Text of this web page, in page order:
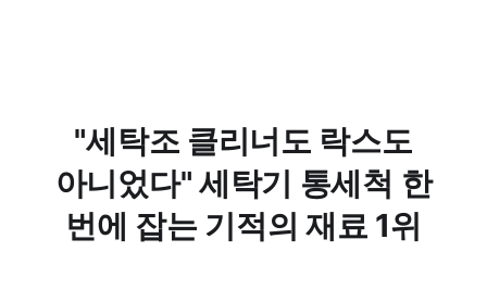
"세탁조 클리너도 락스도
아니었다" 세탁기 통세척 한
번에 잡는 기적의 재료 1위